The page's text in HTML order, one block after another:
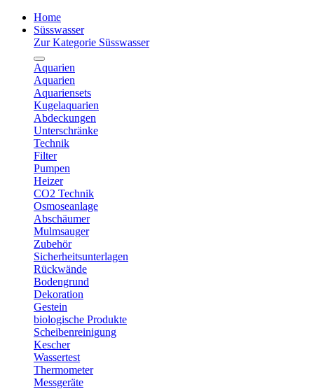
Home
Süsswasser
Zur Kategorie Süsswasser
Aquarien
Aquarien
Aquariensets
Kugelaquarien
Abdeckungen
Unterschränke
Technik
Filter
Pumpen
Heizer
CO2 Technik
Osmoseanlage
Abschäumer
Mulmsauger
Zubehör
Sicherheitsunterlagen
Rückwände
Bodengrund
Dekoration
Gestein
biologische Produkte
Scheibenreinigung
Kescher
Wassertest
Thermometer
Messgeräte